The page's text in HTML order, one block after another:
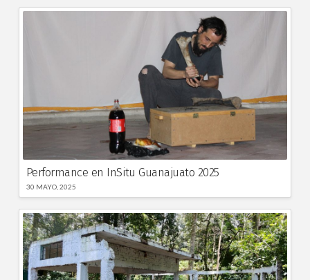
Performance en InSitu Guanajuato 2025
30 MAYO, 2025